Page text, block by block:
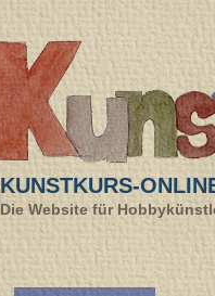
KUNSTKURS-
Die Website für